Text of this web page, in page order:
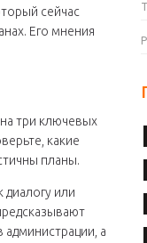
сейчас
Его мнения
три ключевых
какие
планы.
или
а